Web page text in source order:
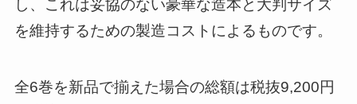
し、これは妥協のない豪華な造本と大判サイズ
を維持するための製造コストによるものです。
全6巻を新品で揃えた場合の総額は税抜9,200円